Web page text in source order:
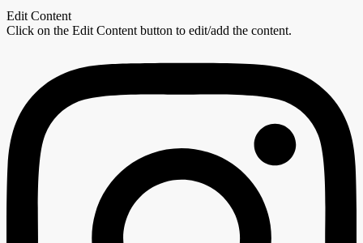
Edit Content
Click on the Edit Content button to edit/add the content.